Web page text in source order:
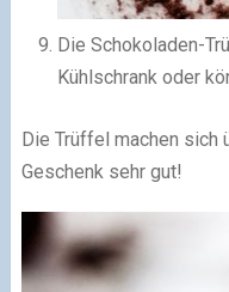
Die Schokoladen-
Kühlschrank oder
Die Trüffel machen sich
Geschenk sehr gut!